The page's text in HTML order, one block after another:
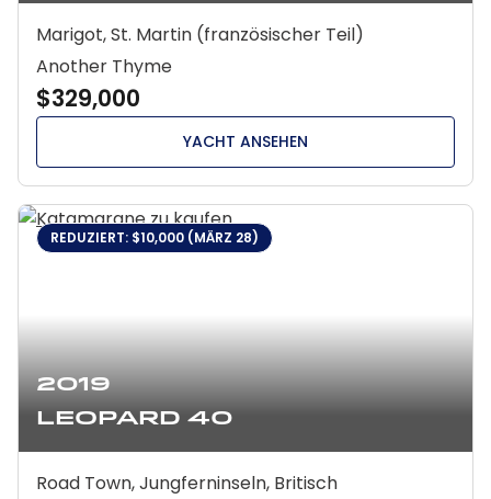
Marigot, St. Martin (französischer Teil)
Another Thyme
$329,000
YACHT ANSEHEN
2019
Leopard 40
REDUZIERT: $10,000 (MÄRZ 28)
Road Town, Jungferninseln, Britisch